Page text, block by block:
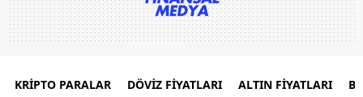
KRİPTO PARALAR DÖVİZ FİYATLARI ALTIN FİYATLARI